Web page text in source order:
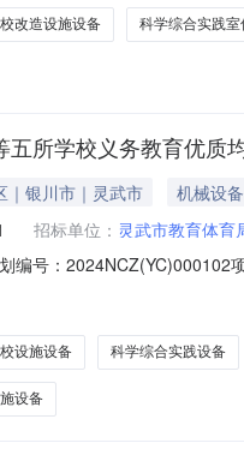
改造设施设备 科学综合实践室
五所学校义务教育优
｜银川市｜灵武市
机械设备
招标单位： 灵武市教育体育
编号：2024NCZ(YC)000102
合实践设备教学仪器1采购科
设施设备 科学综合实践设备
设备